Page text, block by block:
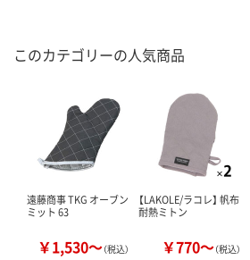
このカテゴリーの人気商品
遠藤商事 TKG オーブン
ミット 63
￥1,530～（税込）
【LAKOLE/ラコレ】 帆布
耐熱ミトン
￥770～（税込）